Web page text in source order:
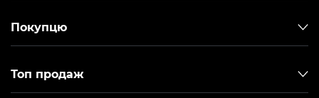
Покупцю
Топ продаж